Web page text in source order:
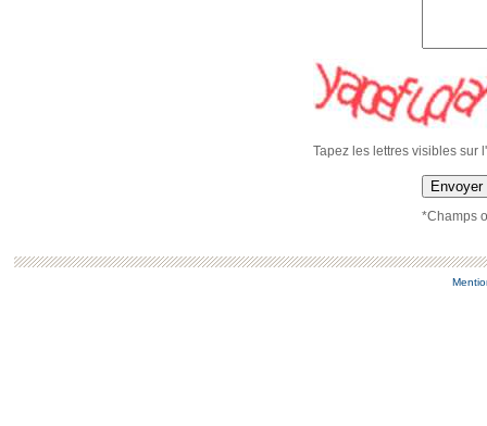
Tapez les lettres visibles sur
Envoyer
*Champs